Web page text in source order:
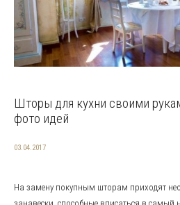
Шторы для кухни своими
фото идей
03.04.2017
На замену покупным шторам приходят